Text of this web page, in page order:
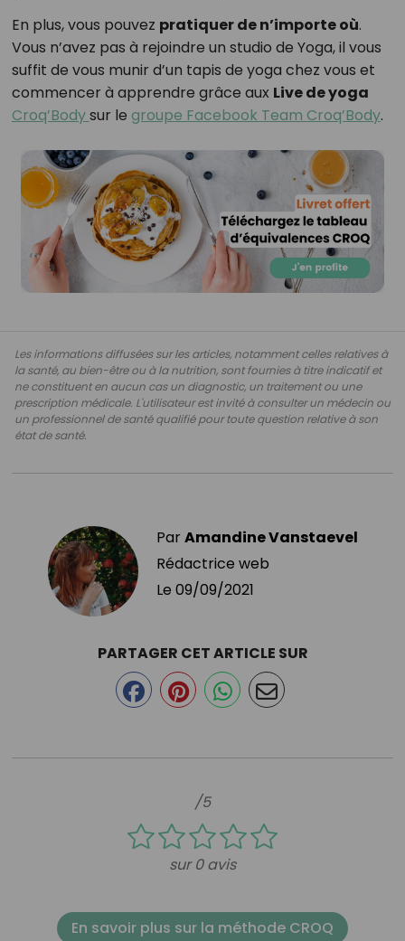
En plus, vous pouvez pratiquer de n’importe où.
Vous n’avez pas à rejoindre un studio de Yoga, il vous
suffit de vous munir d’un tapis de yoga chez vous et
commencer à apprendre grâce aux Live de yoga
Croq’Bodysur le groupe Facebook Team Croq’Body.
Les informations diffusées sur les articles, notamment celles relatives à
la santé, au bien-être ou à la nutrition, sont fournies à titre indicatif et
ne constituent en aucun cas un diagnostic, un traitement ou une
prescription médicale. L'utilisateur est invité à consulter un médecin ou
un professionnel de santé qualifié pour toute question relative à son
état de santé.
ParAmandine Vanstaevel
Rédactrice web
Le 09/09/2021
/5
sur 0 avis
PARTAGER CET ARTICLE SUR
En savoir plus sur la méthode CROQ